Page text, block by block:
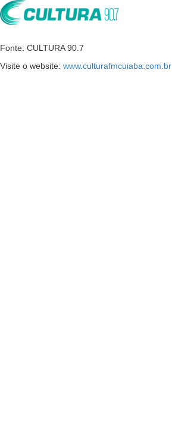
Fonte: CULTURA 90.7
Visite o website: www.culturafmcuiaba.com.br